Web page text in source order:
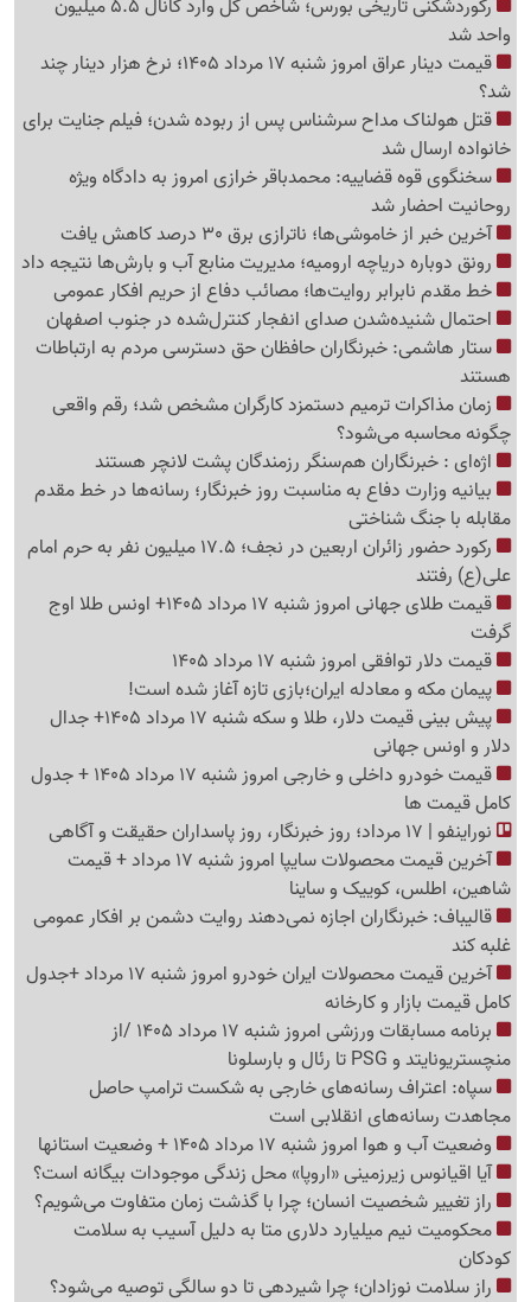
رکوردشکنی تاریخی بورس؛ شاخص کل وارد کانال 5.5 میلیون
واحد شد
قیمت دینار عراق امروز شنبه 17 مرداد 1405؛ نرخ هزار دینار چند
شد؟
قتل هولناک مداح سرشناس پس از ربوده شدن؛ فیلم جنایت برای
خانواده ارسال شد
سخنگوی قوه قضاییه: محمدباقر خرازی امروز به دادگاه ویژه
روحانیت احضار شد
آخرین خبر از خاموشی‌ها؛ ناترازی برق 30 درصد کاهش یافت
رونق دوباره دریاچه ارومیه؛ مدیریت منابع آب و بارش‌ها نتیجه داد
خط مقدم نابرابر روایت‌ها؛ مصائب دفاع از حریم افکار عمومی
احتمال شنیده‌شدن صدای انفجار کنترل‌شده در جنوب اصفهان
ستار هاشمی: خبرنگاران حافظان حق دسترسی مردم به ارتباطات
هستند
زمان مذاکرات ترمیم دستمزد کارگران مشخص شد؛ رقم واقعی
چگونه محاسبه می‌شود؟
اژه‌ای : خبرنگاران هم‌سنگر رزمندگان پشت لانچر هستند
بیانیه وزارت دفاع به مناسبت روز خبرنگار؛ رسانه‌ها در خط مقدم
مقابله با جنگ شناختی
رکورد حضور زائران اربعین در نجف؛ 17.5 میلیون نفر به حرم امام
علی(ع) رفتند
قیمت طلای جهانی امروز شنبه 17 مرداد 1405+ اونس طلا اوج
گرفت
قیمت دلار توافقی امروز شنبه 17 مرداد 1405
پیمان مکه و معادله ایران؛بازی تازه آغاز شده است!
پیش ‌بینی قیمت دلار، طلا و سکه شنبه 17 مرداد 1405+ جدال
دلار و اونس جهانی
قیمت خودرو داخلی و خارجی امروز شنبه 17 مرداد 1405 + جدول
کامل قیمت ها
نوراینفو | 17 مرداد؛ روز خبرنگار، روز پاسداران حقیقت و آگاهی
آخرین قیمت محصولات سایپا امروز شنبه 17 مرداد + قیمت
شاهین، اطلس، کوییک و ساینا
قالیباف: خبرنگاران اجازه نمی‌دهند روایت دشمن بر افکار عمومی
غلبه کند
آخرین قیمت محصولات ایران خودرو امروز شنبه 17 مرداد +جدول
کامل قیمت بازار و کارخانه
برنامه مسابقات ورزشی امروز شنبه 17 مرداد 1405 /از
منچستریونایتد و PSG تا رئال و بارسلونا
سپاه: اعتراف رسانه‌های خارجی به شکست ترامپ حاصل
مجاهدت رسانه‌های انقلابی است
وضعیت آب و هوا امروز شنبه 17 مرداد 1405 + وضعیت استانها
آیا اقیانوس زیرزمینی «اروپا» محل زندگی موجودات بیگانه است؟
راز تغییر شخصیت انسان؛ چرا با گذشت زمان متفاوت می‌شویم؟
محکومیت نیم میلیارد دلاری متا به دلیل آسیب به سلامت
کودکان
راز سلامت نوزادان؛ چرا شیردهی تا دو سالگی توصیه می‌شود؟